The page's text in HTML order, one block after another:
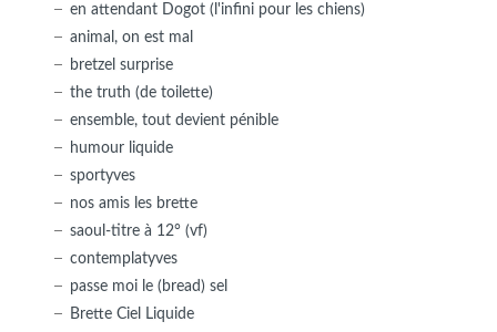
en attendant Dogot (l'infini pour les chiens)
animal, on est mal
bretzel surprise
the truth (de toilette)
ensemble, tout devient pénible
humour liquide
sportyves
nos amis les brette
saoul-titre à 12° (vf)
contemplatyves
passe moi le (bread) sel
Brette Ciel Liquide